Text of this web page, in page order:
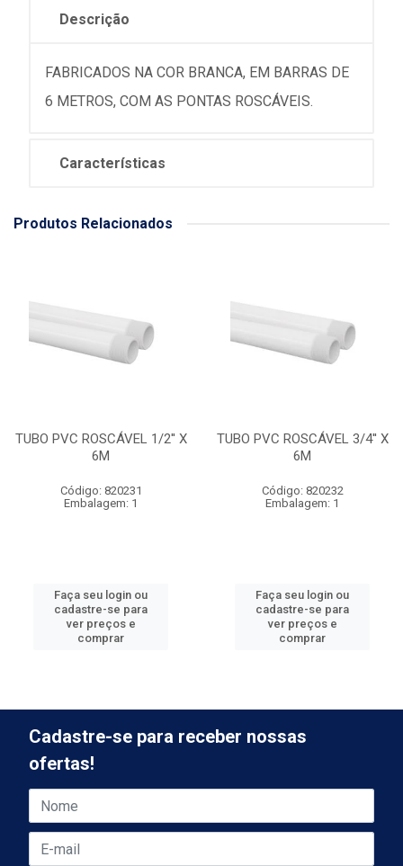
Descrição
FABRICADOS NA COR BRANCA, EM BARRAS DE
6 METROS, COM AS PONTAS ROSCÁVEIS.
Características
Produtos Relacionados
TUBO PVC ROSCÁVEL 1/2'' X
6M
Código: 820231
Embalagem: 1
Faça seu login ou
cadastre-se para
ver preços e
comprar
TUBO PVC ROSCÁVEL 3/4'' X
6M
Código: 820232
Embalagem: 1
Faça seu login ou
cadastre-se para
ver preços e
comprar
Cadastre-se para receber nossas
ofertas!